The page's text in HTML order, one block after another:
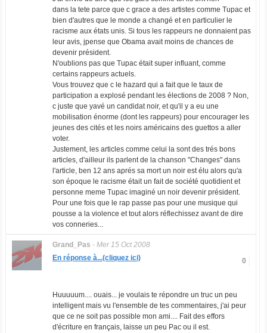
dans la tete parce que c grace a des artistes comme Tupac et
bien d'autres que le monde a changé et en particulier le
racisme aux états unis. Si tous les rappeurs ne donnaient pas
leur avis, jpense que Obama avait moins de chances de
devenir président.
N'oublions pas que Tupac était super influant, comme
certains rappeurs actuels.
Vous trouvez que c le hazard qui a fait que le taux de
participation a explosé pendant les élections de 2008 ? Non,
c juste que yavé un candidat noir, et qu'il y a eu une
mobilisation énorme (dont les rappeurs) pour encourager les
jeunes des cités et les noirs américains des guettos a aller
voter.
Justement, les articles comme celui la sont des trés bons
articles, d'ailleur ils parlent de la chanson "Changes" dans
l'article, ben 12 ans aprés sa mort un noir est élu alors qu'a
son époque le racisme était un fait de société quotidient et
personne meme Tupac imaginé un noir devenir président.
Pour une fois que le rap passe pas pour une musique qui
pousse a la violence et tout alors réflechissez avant de dire
vos conneries...
Grand_Pas - Mer 15 Oct 2008
0
En réponse à...(cliquez ici)
Huuuuum.... ouais... je voulais te répondre un truc un peu
intelligent mais vu l'ensemble de tes commentaires, j'ai peur
que ce ne soit pas possible mon ami.... Fait des effors
d'écriture en français, laisse un peu Pac ou il est.